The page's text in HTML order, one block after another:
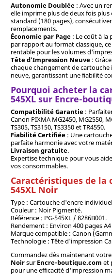
Autonomie Doublée: Avec un
elle imprime plus de deux fois
standard (180 pages),
remplacements.
Économie par Page: Le coût à la
par rapport au format classique,
rentable pour les volumes
Tête d'Impression Neuve:
chaque changement de
neuve, garantissant une fiabilité
Pourquoi acheter la
545XL sur Encre-
Compatibilité Garantie:
Canon PIXMA MG2450, MG2550,
TS305, TS3150, TS3350 et TR4550.
Fiabilité Certifiée: Une
parfaite harmonie avec votre
Livraison gratuite.
Expertise technique pour vous
vos consommables.
Caractéristiques de la
545XL Noir
Type : Cartouche d'encre
Couleur : Noir Pigmenté.
Référence : PG-545XL / 8286B001.
Rendement : Environ 400 pages
Marque compatible : Canon
Technologie : Tête d'impression
Commandez dès maintenant votre
NoirsurEncre-boutique.com et
pour une efficacité d'impression